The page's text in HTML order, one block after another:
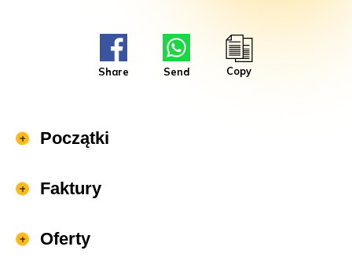
Początki
Faktury
Oferty
Share Send Copy